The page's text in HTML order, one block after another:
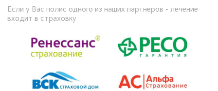
Если у Вас полис одного из наших партнеров - лечение
входит в страховку